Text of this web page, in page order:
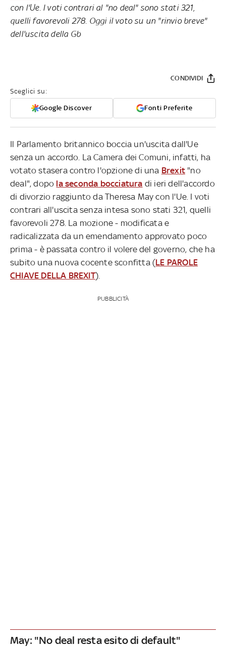
con l'Ue. I voti contrari al "no deal" sono stati 321,
quelli favorevoli 278. Oggi il voto su un "rinvio breve"
dell'uscita della Gb
Sceglici su:
Google Discover Fonti Preferite
CONDIVIDI
Il Parlamento britannico boccia un'uscita dall'Ue
senza un accordo. La Camera dei Comuni, infatti, ha
votato stasera contro l'opzione di una Brexit "no
deal", dopo la seconda bocciatura di ieri dell'accordo
di divorzio raggiunto da Theresa May con l'Ue. I voti
contrari all'uscita senza intesa sono stati 321, quelli
favorevoli 278. La mozione - modificata e
radicalizzata da un emendamento approvato poco
prima - è passata contro il volere del governo, che ha
subito una nuova cocente sconfitta (LE PAROLE
CHIAVE DELLA BREXIT).
PUBBLICITÀ
May: "No deal resta esito di default"